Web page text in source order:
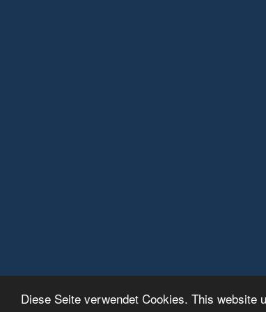
Diese Seite verwendet Cookies. This website